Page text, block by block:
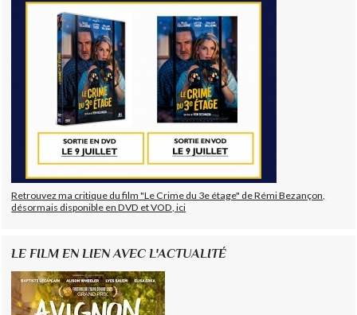
Retrouvez ma critique du film "Le Crime du 3e étage" de Rémi Bezançon,
désormais disponible en DVD et VOD, ici
LE FILM EN LIEN AVEC L'ACTUALITÉ